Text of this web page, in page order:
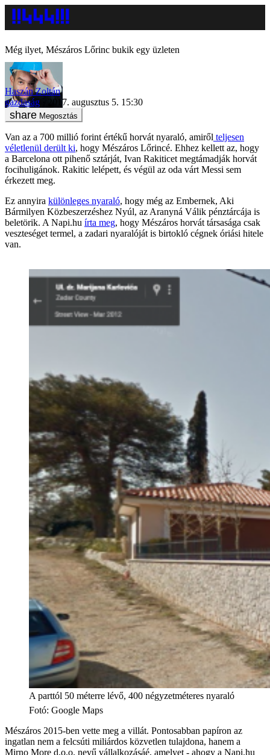
Még ilyet, Mészáros Lőrinc bukik egy üzleten
Haszán Zoltán
gazdaság
2017. augusztus 5. 15:30
Megosztás
Van az a 700 millió forint értékű horvát nyaraló, amiről teljesen
véletlenül derült ki, hogy Mészáros Lőrincé. Ehhez kellett az, hogy
a Barcelona ott pihenő sztárját, Ivan Rakiticet megtámadják horvát
focihuligánok. Rakitic lelépett, és végül az oda várt Messi sem
érkezett meg.
Ez annyira különleges nyaraló, hogy még az Embernek, Aki
Bármilyen Közbeszerzéshez Nyúl, az Aranyná Válik pénztárcája is
beletörik. A Napi.hu írta meg, hogy Mészáros horvát társasága csak
veszteséget termel, a zadari nyaralóját is birtokló cégnek óriási hitele
van.
A parttól 50 méterre lévő, 400 négyzetméteres nyaraló
Fotó: Google Maps
Mészáros 2015-ben vette meg a villát. Pontosabban papíron az
ingatlan nem a felcsúti miliárdos közvetlen tulajdona, hanem a
Mirno More d.o.o. nevű vállalkozásáé, amelyet - ahogy a Napi.hu